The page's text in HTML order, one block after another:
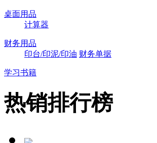
桌面用品
计算器
财务用品
印台/印泥/印油 财务单据
学习书籍
热销排行榜